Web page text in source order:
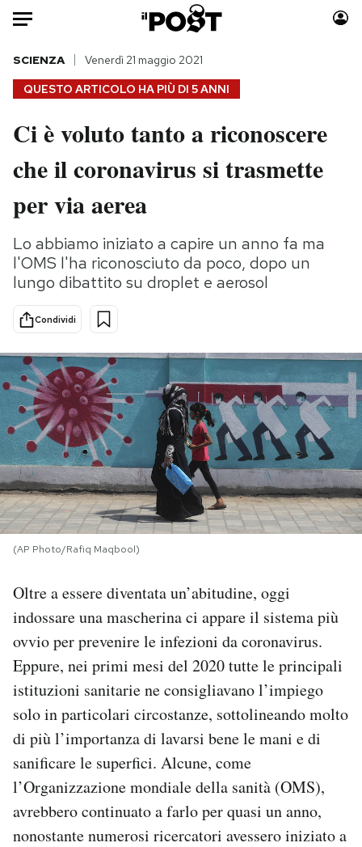
Auto
HOME
Italia
Politica
Tecnologia
Scienza
Cultura
Sport
Moda
Consumismi
Media
Europa
PODCAST
NEWSLETTER
I MIEI PREFERITI
SHOP
AREA PERSONALE
Area Personale
Newsletter
Notifiche mobile
Regala il Post
Hai bisogno di aiuto?
QUESTO ARTICOLO HA PIÙ DI 5 ANNI
SCIENZA Venerdì 21 maggio 2021
Ci è voluto tanto a riconoscere
che il coronavirus si trasmette
per via aerea
Lo abbiamo iniziato a capire un anno fa ma
l'OMS l'ha riconosciuto da poco, dopo un
lungo dibattito su droplet e aerosol
Condividi
(AP Photo/Rafiq Maqbool)
Oltre a essere diventata un’abitudine, oggi
indossare una mascherina ci appare il sistema più
ovvio per prevenire le infezioni da coronavirus.
Eppure, nei primi mesi del 2020 tutte le principali
istituzioni sanitarie ne consigliavano l’impiego
solo in particolari circostanze, sottolineando molto
di più l’importanza di lavarsi bene le mani e di
sanificare le superfici. Alcune, come
l’Organizzazione mondiale della sanità (OMS),
avrebbero continuato a farlo per quasi un anno,
nonostante numerosi ricercatori avessero iniziato a